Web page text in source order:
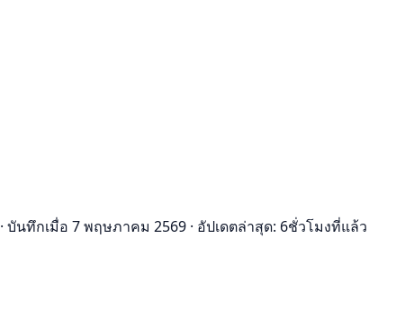
· บันทึกเมื่อ 7 พฤษภาคม 2569 · อัปเดตล่าสุด: 6ชั่วโมงที่แล้ว